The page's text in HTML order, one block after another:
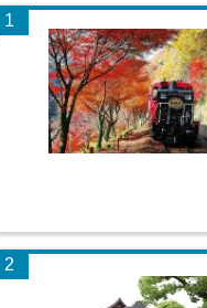
1
2